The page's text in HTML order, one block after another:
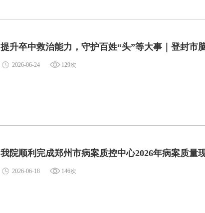
提升卒中救治能力，守护百姓“头”等大事｜登封市
2026-06-24 129次
我院顺利完成郑州市病案质控中心2026年病案质量
2026-06-18 146次